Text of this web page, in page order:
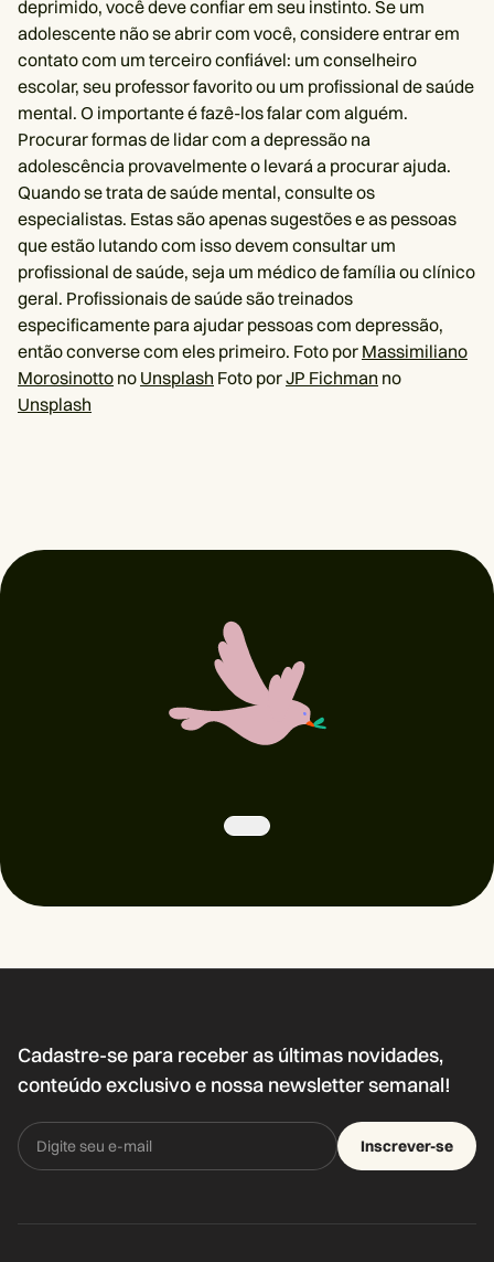
deprimido, você deve confiar em seu instinto. Se um
adolescente não se abrir com você, considere entrar em
contato com um terceiro confiável: um conselheiro
escolar, seu professor favorito ou um profissional de saúde
mental. O importante é fazê-los falar com alguém.
Procurar formas de lidar com a depressão na
adolescência provavelmente o levará a procurar ajuda.
Quando se trata de saúde mental, consulte os
especialistas. Estas são apenas sugestões e as pessoas
que estão lutando com isso devem consultar um
profissional de saúde, seja um médico de família ou clínico
geral. Profissionais de saúde são treinados
especificamente para ajudar pessoas com depressão,
então converse com eles primeiro. Foto por Massimiliano
Morosinotto no Unsplash Foto porJP Fichman no
Unsplash
Cadastre-se para receber as últimas novidades,
conteúdo exclusivo e nossa newsletter semanal!
Inscrever-se